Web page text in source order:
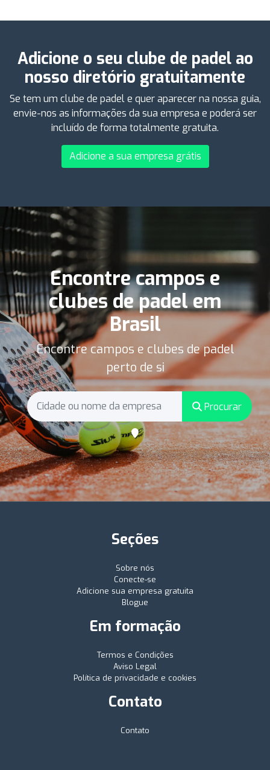
Adicione o seu clube de padel ao
nosso diretório gratuitamente
Se tem um clube de padel e quer aparecer na nossa guia,
envie-nos as informações da sua empresa e poderá ser
incluído de forma totalmente gratuita.
Adicione a sua empresa grátis
Encontre campos e
clubes de padel em
Brasil
Encontre campos e clubes de padel
perto de si
Procurar
Seções
Sobre nós
Conecte-se
Adicione sua empresa gratuita
Blogue
Em formação
Termos e Condições
Aviso Legal
Política de privacidade e cookies
Contato
Contato